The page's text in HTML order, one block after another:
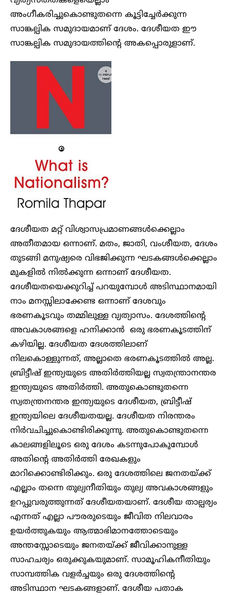
അംഗീകരിച്ചുകൊണ്ടുതന്നെ കൂട്ടിച്ചേർക്കുന്ന
സാങ്കല്പിക സമുദായമാണ് ദേശം. ദേശീയത ഈ
സാങ്കല്പിക സമുദായത്തിന്റെ അകപ്പൊരുളാണ്.
ദേശീയത മറ്റ് വിശ്വാസപ്രമാണങ്ങൾക്കെല്ലാം
അതീതമായ ഒന്നാണ്. മതം, ജാതി, വംശീയത, ദേശം
തുടങ്ങി മനുഷ്യരെ വിഭജിക്കുന്ന ഘടകങ്ങൾക്കെല്ലാം
മുകളിൽ നിൽക്കുന്ന ഒന്നാണ് ദേശീയത.
ദേശീയതയെക്കുറിച്ച് പറയുമ്പോൾ അടിസ്ഥാനമായി
നാം മനസ്സിലാക്കേണ്ട ഒന്നാണ് ദേശവും
ഭരണകൂടവും തമ്മിലുള്ള വ്യത്യാസം. ദേശത്തിന്റെ
അവകാശങ്ങളെ ഹനിക്കാൻ ഒരു ഭരണകൂടത്തിന്
കഴിയില്ല. ദേശീയത ദേശത്തിലാണ്
നിലകൊള്ളുന്നത്, അല്ലാതെ ഭരണകൂടത്തിൽ അല്ല.
ബ്രിട്ടീഷ് ഇന്ത്യയുടെ അതിർത്തിയല്ല സ്വതന്ത്രാനന്തര
ഇന്ത്യയുടെ അതിർത്തി. അതുകൊണ്ടുതന്നെ
സ്വതന്ത്രനന്തര ഇന്ത്യയുടെ ദേശീയത, ബ്രിട്ടീഷ്
ഇന്ത്യയിലെ ദേശീയതയല്ല. ദേശീയത നിരന്തരം
നിർവചിച്ചുകൊണ്ടിരിക്കുന്നു. അതുകൊണ്ടുതന്നെ
കാലങ്ങളിലൂടെ ഒരു ദേശം കടന്നുപോകുമ്പോൾ
അതിന്റെ അതിർത്തി രേഖകളും
മാറിക്കൊണ്ടിരിക്കും. ഒരു ദേശത്തിലെ ജനതയ്ക്ക്
എല്ലാം തന്നെ തുല്യനീതിയും തുല്യ അവകാശങ്ങളും
ഉറപ്പുവരുത്തുന്നത് ദേശീയതയാണ്. ദേശീയ താല്പര്യം
എന്നത് എല്ലാ പൗരരുടെയും ജീവിത നിലവാരം
ഉയർത്തുകയും ആത്മാഭിമാനത്തോടെയും
അന്തസ്സോടെയും ജനതയ്ക്ക് ജീവിക്കാനുള്ള
സാഹചര്യം ഒരുക്കുകയുമാണ്. സാമൂഹികനീതിയും
സാമ്പത്തിക വളർച്ചയും ഒരു ദേശത്തിന്റെ
അടിസ്ഥാന ഘടകങ്ങളാണ്. ദേശീയ പതാക